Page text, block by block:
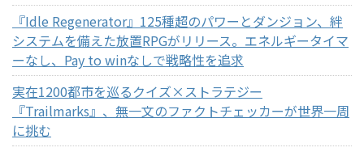
『Idle Regenerator』125種超のパワーとダンジョン、絆
システムを備えた放置RPGがリリース。エネルギータイマ
ーなし、Pay to winなしで戦略性を追求
実在1200都市を巡るクイズ×ストラテジー
『Trailmarks』、無一文のファクトチェッカーが世界一周
に挑む